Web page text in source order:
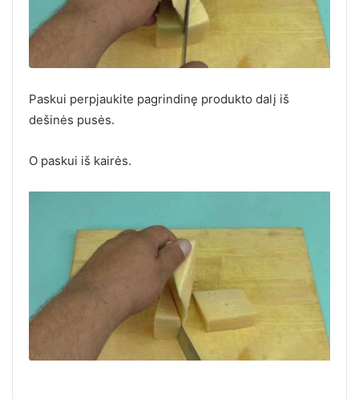
Paskui perpjaukite pagrindinę produkto dalį iš
dešinės pusės.
O paskui iš kairės.